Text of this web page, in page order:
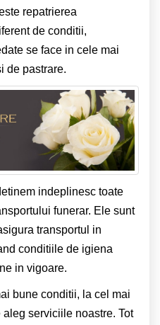
repatrierea
de conditii,
se face in cele mai
de pastrare.
indeplinesc toate
funerar. Ele sunt
transportul in
conditiile de igiena
in vigoare.
bune conditii, la cel mai
serviciile noastre. Tot